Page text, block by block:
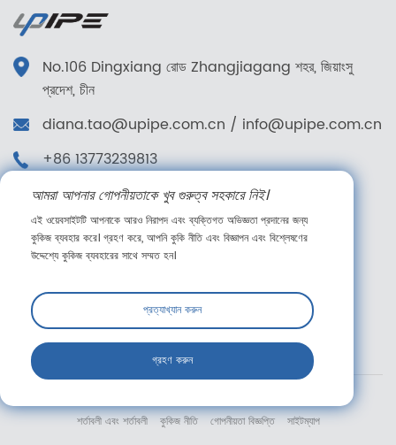
No.106 Dingxiang রোড Zhangjiagang শহর, জিয়াংসু
প্রদেশ, চীন
diana.tao@upipe.com.cn / info@upipe.com.cn
+86 13773239813
+86 13773239813
আমাদের অনুসরণ করুন
অনলাইন বার্তা
শর্তাবলী এবং শর্তাবলী
কুকিজ নীতি গোপনীয়তা বিজ্ঞপ্তি সাইটম্যাপ
আমরা আপনার গোপনীয়তাকে খুব গুরুত্ব সহকারে নিই।
এই ওয়েবসাইটটি আপনাকে আরও নিরাপদ এবং ব্যক্তিগত অভিজ্ঞতা প্রদানের জন্য
কুকিজ ব্যবহার করে। গ্রহণ করে, আপনি কুকি নীতি এবং বিজ্ঞাপন এবং বিশ্লেষণের
উদ্দেশ্যে কুকিজ ব্যবহারের সাথে সম্মত হন।
প্রত্যাখ্যান করুন
গ্রহণ করুন